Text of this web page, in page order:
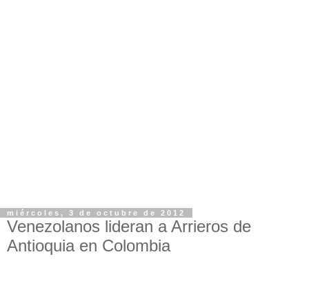
miércoles, 3 de octubre de 2012
Venezolanos lideran a Arrieros de
Antioquia en Colombia